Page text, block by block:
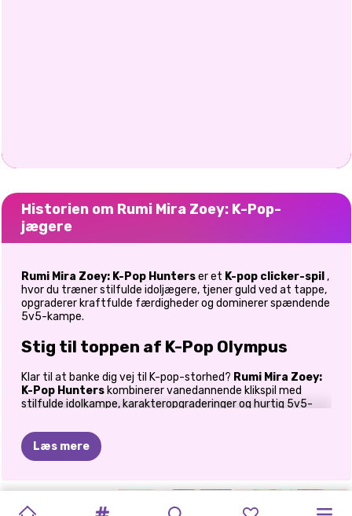
Historien om Rumi Mira Zoey: K-Pop-
jægere
Rumi Mira Zoey: K-Pop Hunterser et K-pop clicker-spil ,
hvor du træner stilfulde idoljægere, tjener guld ved at tappe,
opgraderer kraftfulde færdigheder og dominerer spændende
5v5-kampe.
Stig til toppen af K-Pop Olympus
Klar til at banke dig vej til K-pop-storhed? Rumi Mira Zoey:
K-Pop Hunterskombinerer vanedannende klikspil med
stilfulde idolkampe, karakteropgraderinger og hurtig 5v5-
eller blot elsker tilfredsstillende inaktive spil, leverer dette
eventyr uafbrudt spænding med et glamourøst K-pop-twist.
Det største spørgsmål er: hvem bliver din yndlingsjæger? Den
Læs mere
K-POP
MALEBOG:
K-POP K-POP